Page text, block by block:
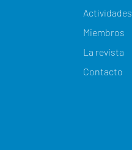
Actividades
Miembros
La revista
Contacto